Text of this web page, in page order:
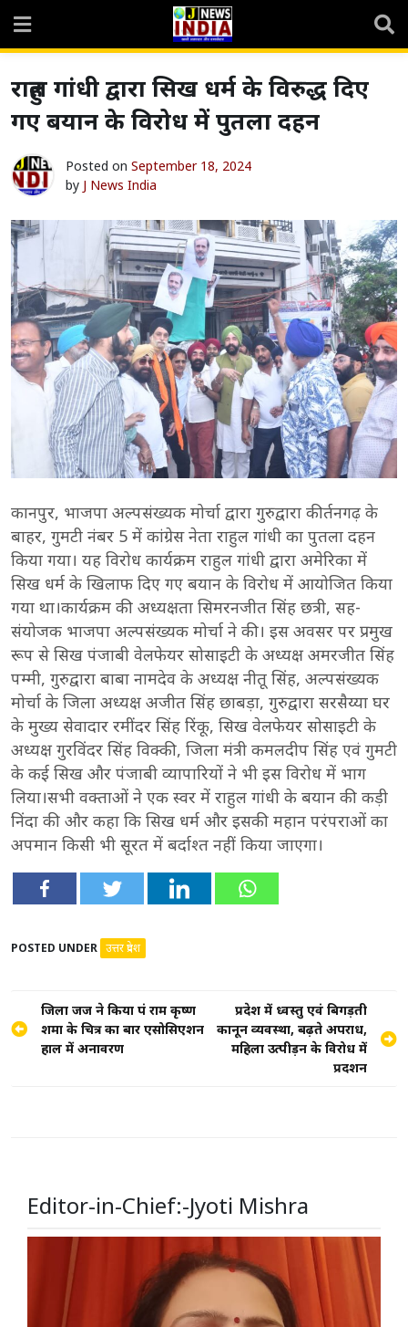
content
राहुल गांधी द्वारा सिख धर्म के विरुद्ध दिए
गए बयान के विरोध में पुतला दहन
Posted on September 18, 2024
by J News India
कानपुर, भाजपा अल्पसंख्यक मोर्चा द्वारा गुरुद्वारा कीर्तनगढ़ के
बाहर, गुमटी नंबर 5 में कांग्रेस नेता राहुल गांधी का पुतला दहन
किया गया। यह विरोध कार्यक्रम राहुल गांधी द्वारा अमेरिका में
सिख धर्म के खिलाफ दिए गए बयान के विरोध में आयोजित किया
गया था।कार्यक्रम की अध्यक्षता सिमरनजीत सिंह छत्री, सह-
संयोजक भाजपा अल्पसंख्यक मोर्चा ने की। इस अवसर पर प्रमुख
रूप से सिख पंजाबी वेलफेयर सोसाइटी के अध्यक्ष अमरजीत सिंह
पम्मी, गुरुद्वारा बाबा नामदेव के अध्यक्ष नीतू सिंह, अल्पसंख्यक
मोर्चा के जिला अध्यक्ष अजीत सिंह छाबड़ा, गुरुद्वारा सरसैय्या घर
के मुख्य सेवादार रमींदर सिंह रिंकू, सिख वेलफेयर सोसाइटी के
अध्यक्ष गुरविंदर सिंह विक्की, जिला मंत्री कमलदीप सिंह एवं गुमटी
के कई सिख और पंजाबी व्यापारियों ने भी इस विरोध में भाग
लिया।सभी वक्ताओं ने एक स्वर में राहुल गांधी के बयान की कड़ी
निंदा की और कहा कि सिख धर्म और इसकी महान परंपराओं का
अपमान किसी भी सूरत में बर्दाश्त नहीं किया जाएगा।
POSTED UNDER उत्तर प्रदेश
Post
navigation
जिला जज ने किया पं राम कृष्ण
शर्मा के चित्र का बार एसोसिएशन
हाल में अनावरण
प्रदेश में ध्वस्तु एवं बिगड़ती
कानून व्यवस्था, बढ़ते अपराध,
महिला उत्पीड़न के विरोध में
प्रदर्शन
Editor-in-Chief:-Jyoti Mishra